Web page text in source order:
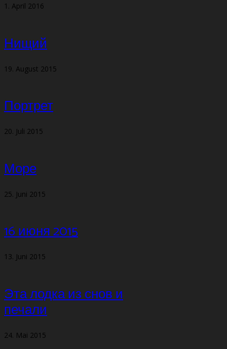
1. April 2016
Нищий
19. August 2015
Портрет
20. Juli 2015
Море
25. Juni 2015
16 июня 2015
13. Juni 2015
Эта лодка из снов и
печали
24. Mai 2015